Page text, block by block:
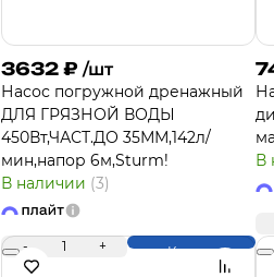
3632 ₽ /шт
Насос погружной дренажный
ДЛЯ ГРЯЗНОЙ ВОДЫ
450Вт,ЧАСТ.ДО 35ММ,142л/
мин,напор 6м,Sturm!
В наличии (3)
- 1 + Купить
В